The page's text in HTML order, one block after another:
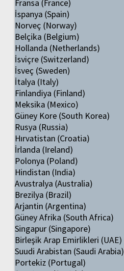
Fransa (France)
İspanya (Spain)
Norveç (Norway)
Belçika (Belgium)
Hollanda (Netherlands)
İsviçre (Switzerland)
İsveç (Sweden)
İtalya (Italy)
Finlandiya (Finland)
Meksika (Mexico)
Güney Kore (South Korea)
Rusya (Russia)
Hırvatistan (Croatia)
İrlanda (Ireland)
Polonya (Poland)
Hindistan (India)
Avustralya (Australia)
Brezilya (Brazil)
Arjantin (Argentina)
Güney Afrika (South Africa)
Singapur (Singapore)
Birleşik Arap Emirlikleri (UAE)
Suudi Arabistan (Saudi Arabia)
Portekiz (Portugal)